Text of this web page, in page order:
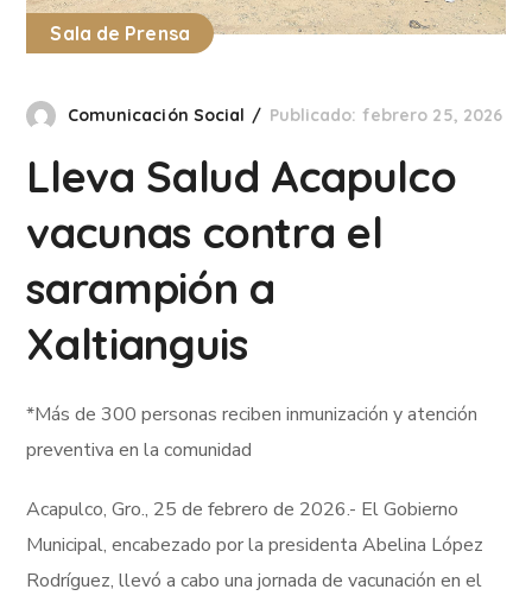
Sala de Prensa
Comunicación Social Publicado: febrero 25, 2026
Lleva Salud Acapulco
vacunas contra el
sarampión a
Xaltianguis
*Más de 300 personas reciben inmunización y atención
preventiva en la comunidad
Acapulco, Gro., 25 de febrero de 2026.- El Gobierno
Municipal, encabezado por la presidenta Abelina López
Rodríguez, llevó a cabo una jornada de vacunación en el